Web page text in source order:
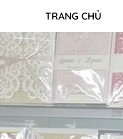
TRANG CHỦ